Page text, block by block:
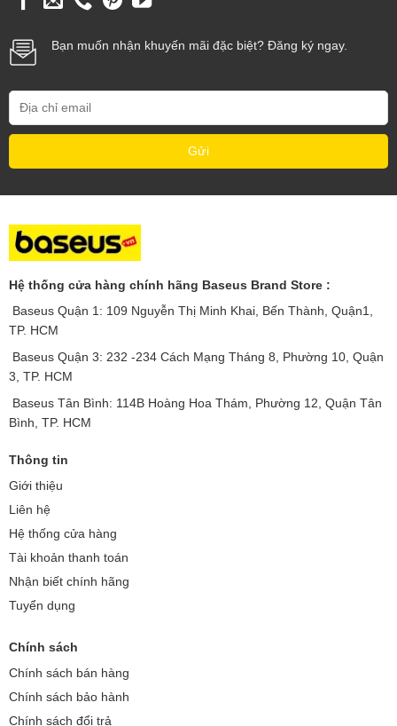
Bạn muốn nhận khuyến mãi đặc biệt? Đăng ký ngay.
Hệ thống cửa hàng chính hãng Baseus Brand Store :
Baseus Quận 1: 109 Nguyễn Thị Minh Khai, Bến Thành, Quận1,
TP. HCM
Baseus Quận 3: 232 -234 Cách Mạng Tháng 8, Phường 10, Quận
3, TP. HCM
Baseus Tân Bình: 114B Hoàng Hoa Thám, Phường 12, Quận Tân
Bình, TP. HCM
Thông tin
Giới thiệu
Liên hệ
Hệ thống cửa hàng
Tài khoản thanh toán
Nhận biết chính hãng
Tuyển dụng
Chính sách
Chính sách bán hàng
Chính sách bảo hành
Chính sách đổi trả